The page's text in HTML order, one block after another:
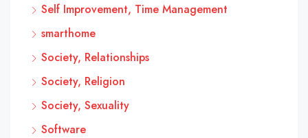
Self Improvement, Time Management
smarthome
Society, Relationships
Society, Religion
Society, Sexuality
Software